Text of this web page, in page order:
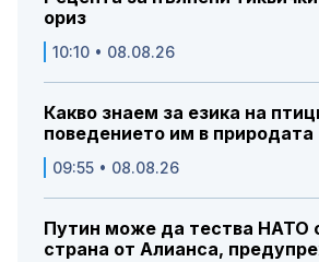
ориз
10:10 • 08.08.26
Какво знаем за езика на
поведението им в природата
09:55 • 08.08.26
Путин може да тества НАТО
страна от Алианса,